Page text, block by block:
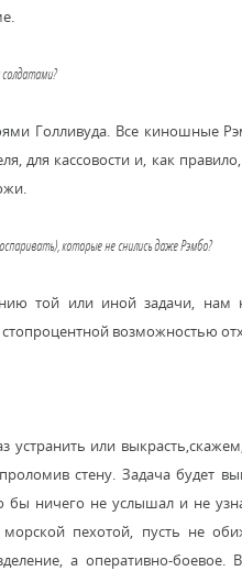
Голливуда. Все киношные
для кассовости и, как
которые не снились даже Рэмбо?
той или иной задачи, нам
возможностью
или
стену. Задача будет
ничего не услышал и не
пехотой, пусть не
а оперативно-